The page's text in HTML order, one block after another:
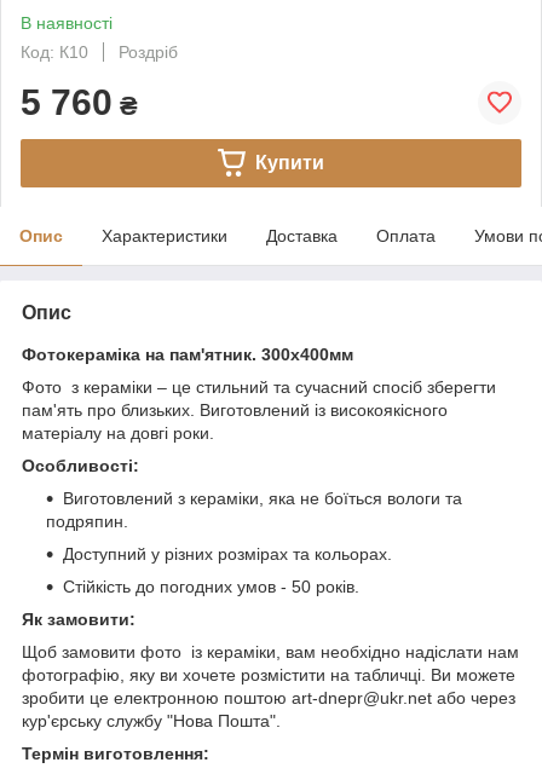
В наявності
Код: К10
Роздріб
5 760 ₴
Купити
Опис Характеристики Доставка Оплата Умови
Опис
Фотокераміка на пам'ятник. 300х400мм
Фото з кераміки – це стильний та сучасний спосіб зберегти
пам'ять про близьких. Виготовлений із високоякісного
матеріалу на довгі роки.
Особливості:
Виготовлений з кераміки, яка не боїться вологи та
подряпин.
Доступний у різних розмірах та кольорах.
Стійкість до погодних умов - 50 років.
Як замовити:
Щоб замовити фото із кераміки, вам необхідно надіслати нам
фотографію, яку ви хочете розмістити на табличці. Ви можете
зробити це електронною поштою art-dnepr@ukr.net або через
кур'єрську службу "Нова Пошта".
Термін виготовлення: